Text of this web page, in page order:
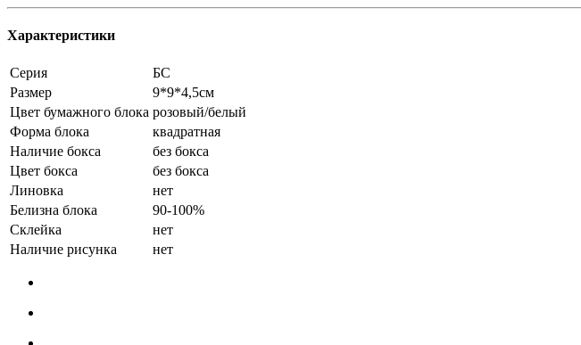
Характеристики
Серия
БС
Размер
9*9*4,5см
Цвет бумажного блока розовый/белый
Форма блока
квадратная
Наличие бокса
без бокса
Цвет бокса
без бокса
Линовка
нет
Белизна блока
90-100%
Склейка
нет
Наличие рисунка
нет